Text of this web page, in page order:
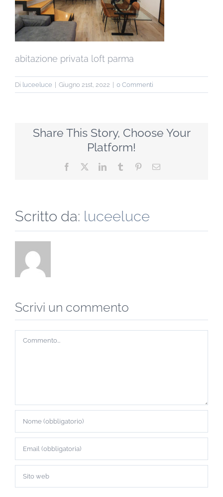
abitazione privata loft parma
Di luceeluce Giugno 21st, 2022 0 Commenti
Share This Story, Choose Your
Platform!
Facebook LinkedInTumblr PinterestEmail
Scritto da: luceeluce
Scrivi un commento
Commento